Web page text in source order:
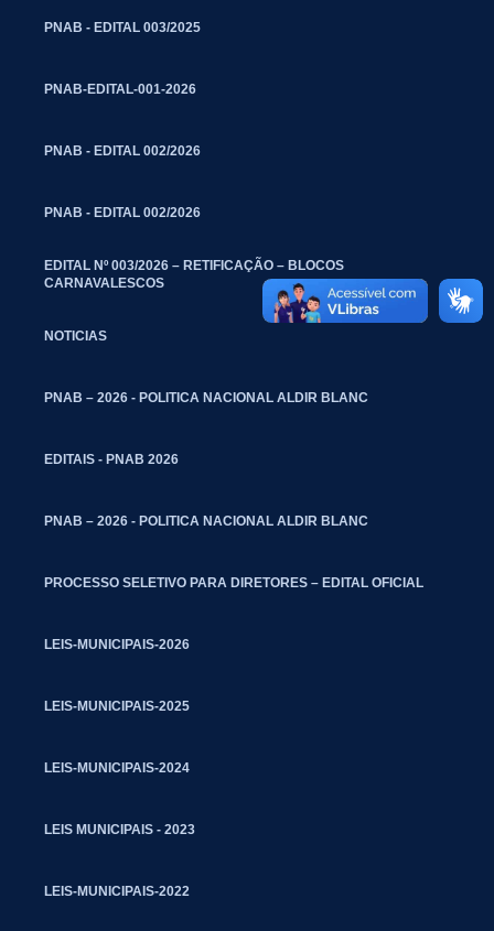
PNAB - EDITAL 003/2025
PNAB-EDITAL-001-2026
PNAB - EDITAL 002/2026
PNAB - EDITAL 002/2026
EDITAL Nº 003/2026 – RETIFICAÇÃO – BLOCOS
CARNAVALESCOS
NOTICIAS
PNAB – 2026 - POLITICA NACIONAL ALDIR BLANC
EDITAIS - PNAB 2026
PNAB – 2026 - POLITICA NACIONAL ALDIR BLANC
PROCESSO SELETIVO PARA DIRETORES – EDITAL OFICIAL
LEIS-MUNICIPAIS-2026
LEIS-MUNICIPAIS-2025
LEIS-MUNICIPAIS-2024
LEIS MUNICIPAIS - 2023
LEIS-MUNICIPAIS-2022